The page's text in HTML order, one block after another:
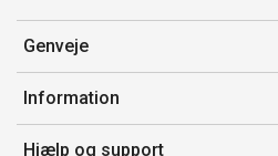
Genveje
Min side
Ordrehistorik
Information
Salgsbetingelser
Hjælp og support